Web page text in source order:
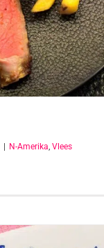
| N-Amerika Vlees